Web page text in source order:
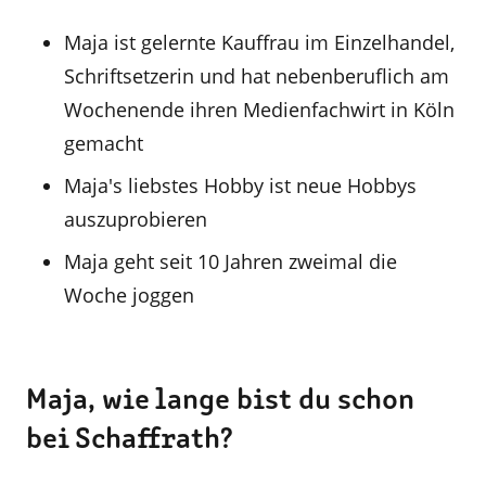
Maja ist gelernte Kauffrau im Einzelhandel,
Schriftsetzerin und hat nebenberuflich am
Wochenende ihren Medienfachwirt in Köln
gemacht
Maja's liebstes Hobby ist neue Hobbys
auszuprobieren
Maja geht seit 10 Jahren zweimal die
Woche joggen
Maja, wie lange bist du schon
bei Schaffrath?